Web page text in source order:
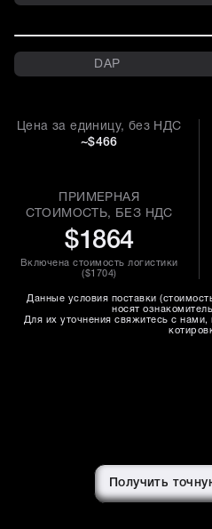
DAP
Цена за единицу, без НДС
~$466
ПРИМЕРНАЯ
СТОИМОСТЬ, БЕЗ НДС
$1864
Включена стоимость логистики
($1704)
Данные условия поставки
носят
Для их уточнения свяжитесь с
Получить